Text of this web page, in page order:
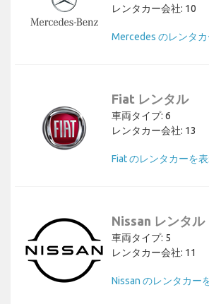
レンタカー会社: 10
Mercedes のレンタ
Fiat レンタル
車両タイプ: 6
レンタカー会社: 13
Fiat のレンタカーを
Nissan レンタル
車両タイプ: 5
レンタカー会社: 11
Nissan のレンタカー